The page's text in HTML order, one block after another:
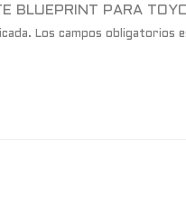
BLUEPRINT PARA
Los campos obligatorios